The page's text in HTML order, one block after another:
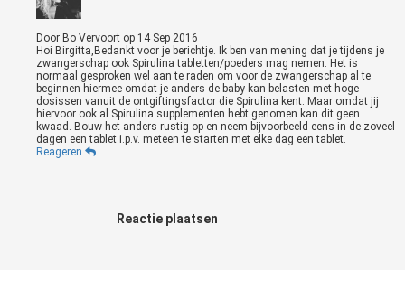
Door Bo Vervoort op 14 Sep 2016
Hoi Birgitta,Bedankt voor je berichtje. Ik ben van mening dat je tijdens je
zwangerschap ook Spirulina tabletten/poeders mag nemen. Het is
normaal gesproken wel aan te raden om voor de zwangerschap al te
beginnen hiermee omdat je anders de baby kan belasten met hoge
dosissen vanuit de ontgiftingsfactor die Spirulina kent. Maar omdat jij
hiervoor ook al Spirulina supplementen hebt genomen kan dit geen
kwaad. Bouw het anders rustig op en neem bijvoorbeeld eens in de zoveel
dagen een tablet i.p.v. meteen te starten met elke dag een tablet.
Reageren
Reactie plaatsen